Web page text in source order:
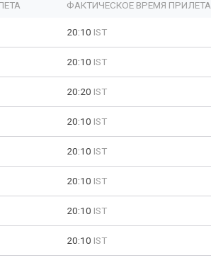
ФАКТИЧЕСКОЕ ВРЕМЯ ПРИЛЕТА
20:10 IST
20:10 IST
20:20 IST
20:10 IST
20:10 IST
20:10 IST
20:10 IST
20:10 IST